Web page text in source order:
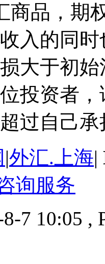
商品，期
入的同
大于初
投资者
过自己
|外汇.上海|
询服务
7 10:05 ,